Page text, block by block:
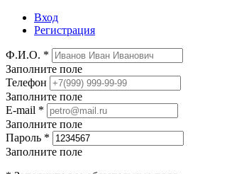
Вход
Регистрация
Ф.И.О. *
Заполните поле
Телефон
Заполните поле
E-mail *
Заполните поле
Пароль *
Заполните поле